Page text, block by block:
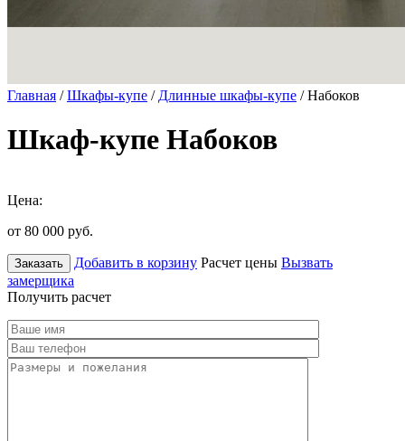
Главная /Шкафы-купе / Длинные шкафы-купе / Набоков
Шкаф-купе Набоков
Цена:
от 80 000 руб.
Заказать Добавить в корзину Расчет цены Вызвать
замерщика
Получить расчет